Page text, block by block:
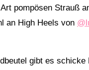
pompösen Strauß
an High Heels von
gibt es schicke